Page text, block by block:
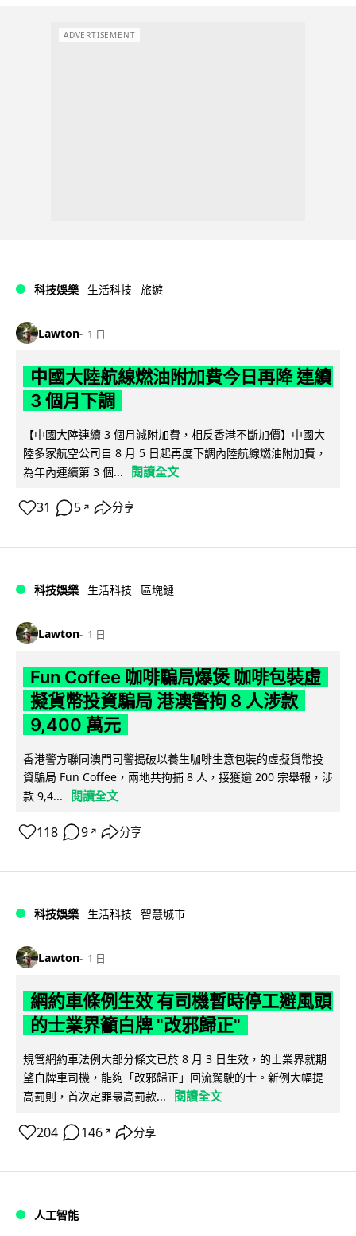
ADVERTISEMENT
科技娛樂 生活科技 旅遊
Lawton 1 日
中國大陸航線燃油附加費今日再降 連續
3 個月下調
【中國大陸連續 3 個月減附加費，相反香港不斷加價】中國大
陸多家航空公司自 8 月 5 日起再度下調內陸航線燃油附加費，
為年內連續第 3 個...
閱讀全文
31 5 ↗ 分享
科技娛樂 生活科技 區塊鏈
Lawton 1 日
Fun Coffee 咖啡騙局爆煲 咖啡包裝虛
擬貨幣投資騙局 港澳警拘 8 人涉款
9,400 萬元
香港警方聯同澳門司警搗破以養生咖啡生意包裝的虛擬貨幣投
資騙局 Fun Coffee，兩地共拘捕 8 人，接獲逾 200 宗舉報，涉
款 9,4...
閱讀全文
118 9 ↗ 分享
科技娛樂 生活科技 智慧城市
Lawton 1 日
網約車條例生效 有司機暫時停工避風頭
的士業界籲白牌 "改邪歸正"
規管網約車法例大部分條文已於 8 月 3 日生效，的士業界就期
望白牌車司機，能夠「改邪歸正」回流駕駛的士。新例大幅提
高罰則，首次定罪最高罰款...
閱讀全文
204 146 ↗ 分享
人工智能